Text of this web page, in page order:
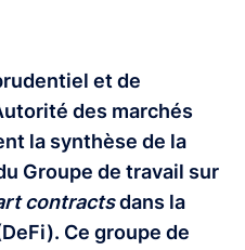
et de
des marchés
la synthèse de la
Groupe de travail sur
contractsdans la
Ce groupe de